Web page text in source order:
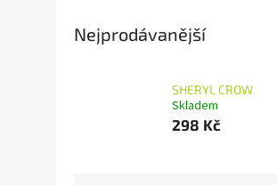
Nejprodávanější
SHERYL CROW
Skladem
298 Kč